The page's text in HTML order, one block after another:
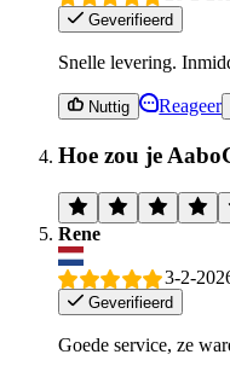
Geverifieerd
Snelle levering.
Nuttig Reageer
Hoe zou je
Rene
3-2-
Geverifieerd
Goede service, ze